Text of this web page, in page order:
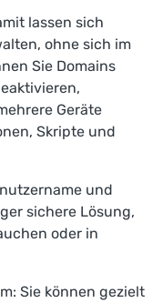
lassen sich
ohne sich im
Sie Domains
Geräte
Skripte und
und
sichere Lösung,
oder in
Sie können gezielt